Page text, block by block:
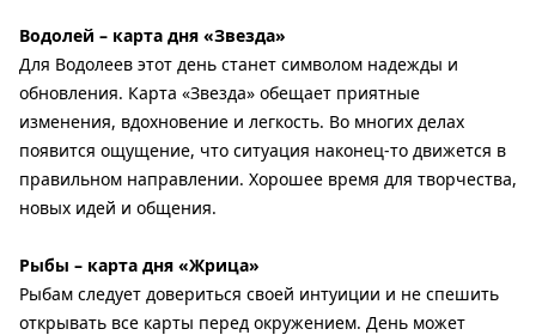
Водолей – карта дня «Звезда»
Для Водолеев этот день станет символом надежды и
обновления. Карта «Звезда» обещает приятные
изменения, вдохновение и легкость. Во многих делах
появится ощущение, что ситуация наконец-то движется в
правильном направлении. Хорошее время для творчества,
новых идей и общения.
Рыбы – карта дня «Жрица»
Рыбам следует довериться своей интуиции и не спешить
открывать все карты перед окружением. День может